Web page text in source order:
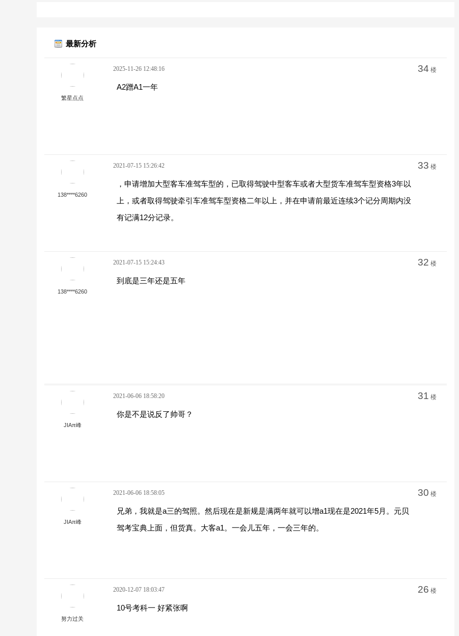
最新分析
繁星点点
2025-11-26 12:48:16 34 楼
A2蹭A1一年
138****6260
2021-07-15 15:26:42 33 楼
，申请增加大型客车准驾车型的，已取得驾驶中型客车或者大型货车准驾车型资格3年以
上，或者取得驾驶牵引车准驾车型资格二年以上，并在申请前最近连续3个记分周期内没
有记满12分记录。
138****6260
2021-07-15 15:24:43 32 楼
到底是三年还是五年
JIAπ峰
2021-06-06 18:58:20 31 楼
你是不是说反了帅哥？
JIAπ峰
2021-06-06 18:58:05 30 楼
兄弟，我就是a三的驾照。然后现在是新规是满两年就可以增a1现在是2021年5月。元贝
驾考宝典上面，但货真。大客a1。一会儿五年，一会三年的。
努力过关
2020-12-07 18:03:47 26 楼
10号考科一 好紧张啊